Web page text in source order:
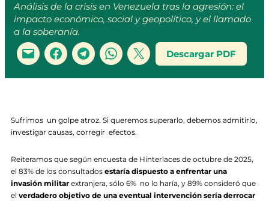
Análisis de la crisis en Venezuela tras la agresión: el
impacto económico, social y geopolítico, y el llamado
a la soberanía.
Descargar PDF
Sufrimos un golpe atroz. Si queremos superarlo, debemos admitirlo,
investigar causas, corregir efectos.
Reiteramos que según encuesta de Hinterlaces de octubre de 2025,
el 83% de los consultados estaría dispuesto a enfrentar una
invasión militar extranjera, sólo 6% no lo haría, y 89% consideró que
el verdadero objetivo de una eventual intervención sería derrocar